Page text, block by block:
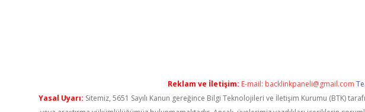
Reklam ve İletişim: E-mail: backlinkpaneli@gmail.com
Yasal Uyarı: Sitemiz, 5651 Sayılı Kanun gereğince Bilgi Teknolojileri ve İletişim Kurumu (BTK)